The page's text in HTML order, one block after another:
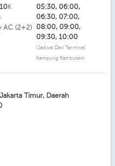
K
AC (2+2)
05:30, 06:00,
06:30, 07:00,
08:00, 09:00,
09:30, 10:00
(Jadwal Dari Terminal
Kampung Rambutan)
Timur, Daerah